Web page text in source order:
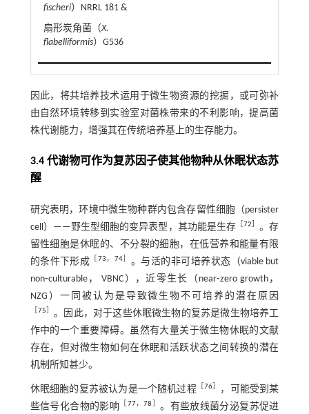
fischeri）NRRL 181 &
扇形炭角菌（X.
flabelliformis）G536
因此，将共培养技术运用于微生物资源的挖掘，或可弥补
由自然环境转移到实验室对菌株带来的不利影响，提高菌
株代谢能力，增强其在传统培养基上的生存能力。
3.4 代谢物可作为复苏因子使其他物种从休眠状态苏
醒
研究表明，环境中微生物种群内包含存留性细胞（persister
cell）——野生型细胞的变异表型，其功能是生存 ［72
。存
留性细胞是休眠的、不分裂的细胞，在低营养和能量有限
的条件下形成
73， 74］ 。与活的非可培养状态（viable but
non⁃culturable， VBNC），近零生长（near⁃zero growth，
NZG）一同被认为是导致微生物不可培养的潜在原因
75
。因此，对于这些休眠微生物的复苏是微生物培养工
作中的一个重要障碍。虽然有大量关于微生物休眠的文献
存在，但对微生物如何在休眠和活跃状态之间转换的潜在
机制所知甚少。
休眠细胞的复苏被认为是一个随机过程 ［76
，可能受到某
些信号化合物的影响
77，78
。有些放线菌分泌复苏促进